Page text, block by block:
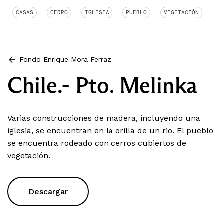
CASAS CERRO IGLESIA PUEBLO VEGETACIÓN
Fondo Enrique Mora Ferraz
Chile.- Pto. Melinka
Varias construcciones de madera, incluyendo una
iglesia, se encuentran en la orilla de un rio. El pueblo
se encuentra rodeado con cerros cubiertos de
vegetación.
Descargar